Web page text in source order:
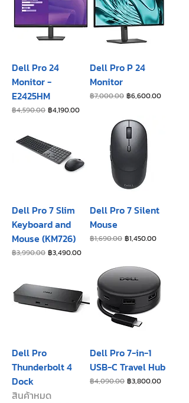
Dell Pro 24
Monitor -
E2425HM
ราคาปกติ
฿4,590.00 ราคาขายลด
฿4,190.00
Dell Pro P 24
Monitor
ราคาปกติ
฿7,000.00 ราคาขายลด
฿6,600.00
Dell Pro 7 Slim
Keyboard and
Mouse (KM726)
ราคาปกติ
฿3,990.00 ราคาขายลด
฿3,490.00
Dell Pro 7 Silent
Mouse
ราคาปกติ
฿1,690.00 ราคาขายลด
฿1,450.00
Dell Pro
Thunderbolt 4
Dock
สินค้าหมด
Dell Pro 7-in-1
USB-C Travel Hub
ราคาปกติ
฿4,090.00 ราคาขายลด
฿3,800.00